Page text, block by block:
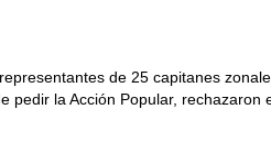
de 25 capitanes
pedir la Acción Popular, rechazaron